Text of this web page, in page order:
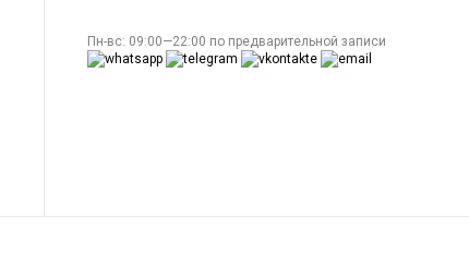
Пн-вс: 09:00—22:00 по предварительной записи